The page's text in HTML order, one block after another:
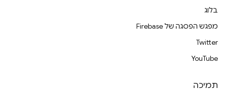
בלוג
מפגש הפסגה של Firebase
Twitter
YouTube
תמיכה